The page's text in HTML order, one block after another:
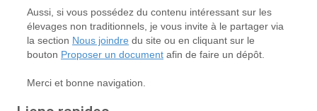
Aussi, si vous possédez du contenu intéressant sur les
élevages non traditionnels, je vous invite à le partager via
la section Nous joindre du site ou en cliquant sur le
bouton Proposer un document afin de faire un dépôt.
Merci et bonne navigation.